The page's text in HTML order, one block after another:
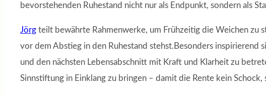
bevorstehenden Ruhestand nicht nur als Endpunkt, sondern als
Jörg teilt bewährte Rahmenwerke, um Frühzeitig die Weichen zu
vor dem Abstieg in den Ruhestand stehst.Besonders inspirierend
und den nächsten Lebensabschnitt mit Kraft und Klarheit zu
Sinnstiftung in Einklang zu bringen – damit die Rente kein